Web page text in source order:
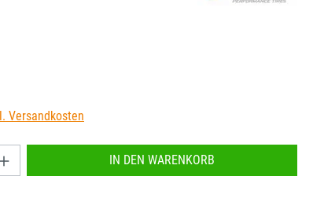
Versandkosten
Gib den gewünschten Wert ein oder
IN DEN WARENKORB